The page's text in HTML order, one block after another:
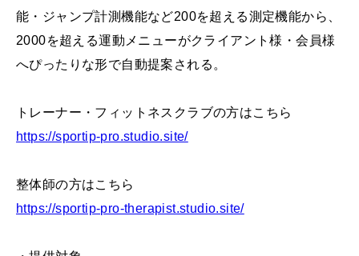
能・ジャンプ計測機能など200を超える測定機能から、
2000を超える運動メニューがクライアント様・会員様
へぴったりな形で自動提案される。
トレーナー・フィットネスクラブの方はこちら
https://sportip-pro.studio.site/
整体師の方はこちら
https://sportip-pro-therapist.studio.site/